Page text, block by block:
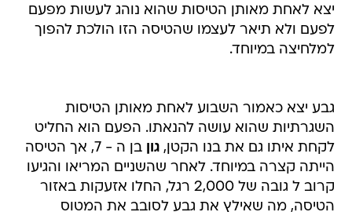
יצא לאחת מאותן הטיסות שהוא נוהג לעשות מפעם
לפעם ולא תיאר לעצמו שהטיסה הזו הולכת להפוך
למלחיצה במיוחד.
גבע יצא כאמור השבוע לאחת מאותן הטיסות
השגרתיות שהוא עושה להנאתו. הפעם הוא החליט
לקחת איתו גם את בנו הקטן,גון
בן ה - 7, אך הטיסה
הייתה קצרה במיוחד. לאחר שהשניים המריאו והגיעו
קרוב ל גובה של 2,000 רגל, החלו אזעקות באזור
הטיסה, מה שאילץ את גבע לסובב את המטוס